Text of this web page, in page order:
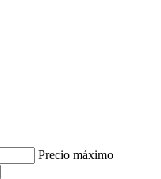
Precio máximo